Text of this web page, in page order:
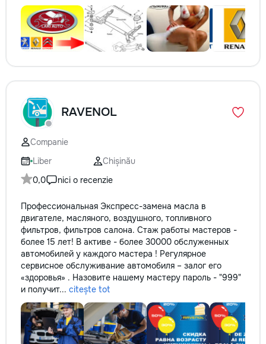
RAVENOL
Companie
Liber
Chișinău
0,0
nici o recenzie
Профессиональная Экспресс-замена масла в
двигателе, масляного, воздушного, топливного
фильтров, фильтров салона. Стаж работы мастеров -
более 15 лет! В активе - более 30000 обслуженных
автомобилей у каждого мастера ! Регулярное
сервисное обслуживание автомобиля – залог его
«здоровья» . Назовите нашему мастеру пароль - "999"
и получит... citește tot